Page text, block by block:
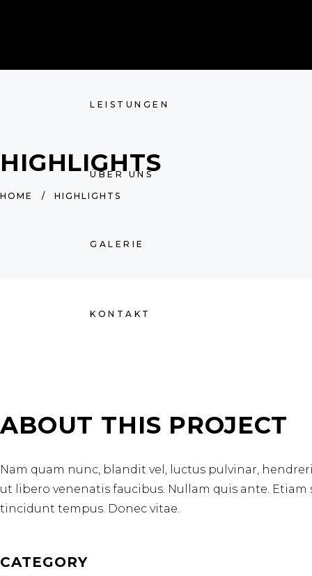
LEISTUNGEN
ÜBER UNS
GALERIE
KONTAKT
HIGHLIGHTS
HOME / HIGHLIGHTS
CATEGORY
ABOUT THIS PROJECT
Nam quam nunc, blandit vel, luctus pulvinar,
ut libero venenatis faucibus. Nullam quis ante.
tincidunt tempus. Donec vitae.